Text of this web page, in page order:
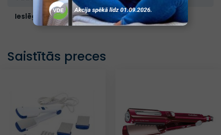
Ieslēgšanās indikācija:
Ir
Saistītās preces